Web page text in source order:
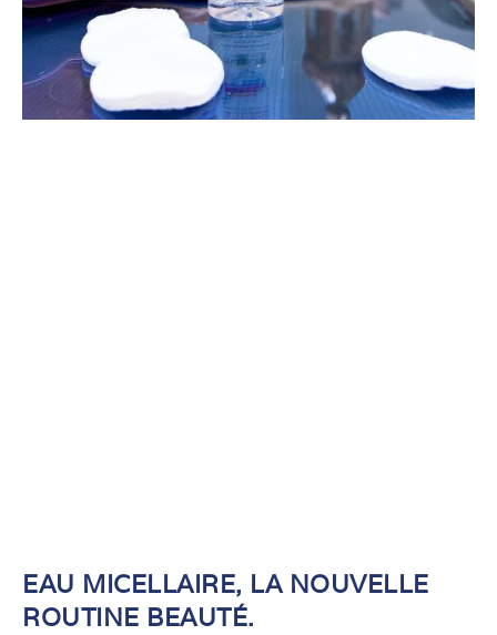
EAU MICELLAIRE, LA NOUVELLE
ROUTINE BEAUTÉ.